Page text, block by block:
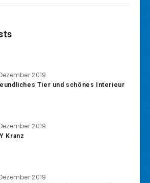
2019
Tier und schönes Interieur
2019
Kranz
2019